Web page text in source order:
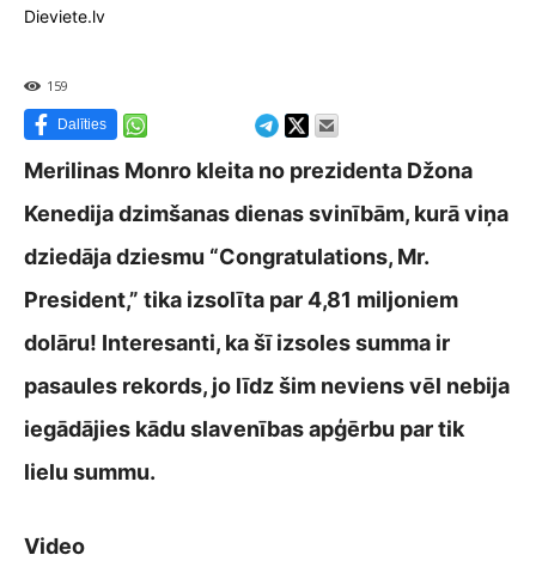
Dieviete.lv
159
Dalīties
Merilinas Monro kleita no prezidenta Džona
Kenedija dzimšanas dienas svinībām, kurā viņa
dziedāja dziesmu “Congratulations, Mr.
President,” tika izsolīta par 4,81 miljoniem
dolāru! Interesanti, ka šī izsoles summa ir
pasaules rekords, jo līdz šim neviens vēl nebija
iegādājies kādu slavenības apģērbu par tik
lielu summu.
Video